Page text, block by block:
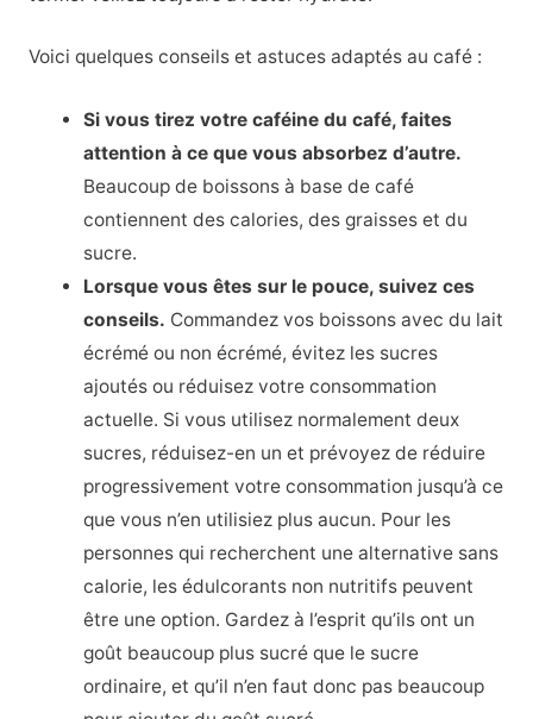
Voici quelques conseils et astuces adaptés au café :
Si vous tirez votre caféine du café, faites
attention à ce que vous absorbez d’autre.
Beaucoup de boissons à base de café
contiennent des calories, des graisses et du
sucre.
Lorsque vous êtes sur le pouce, suivez ces
conseils. Commandez vos boissons avec du lait
écrémé ou non écrémé, évitez les sucres
ajoutés ou réduisez votre consommation
actuelle. Si vous utilisez normalement deux
sucres, réduisez-en un et prévoyez de réduire
progressivement votre consommation jusqu’à ce
que vous n’en utilisiez plus aucun. Pour les
personnes qui recherchent une alternative sans
calorie, les édulcorants non nutritifs peuvent
être une option. Gardez à l’esprit qu’ils ont un
goût beaucoup plus sucré que le sucre
ordinaire, et qu’il n’en faut donc pas beaucoup